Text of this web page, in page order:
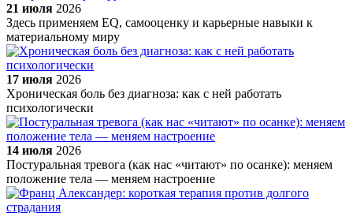
21 июля 2026
Здесь применяем EQ, самооценку и карьерные навыки к
материальному миру
17 июля 2026
Хроническая боль без диагноза: как с ней работать
психологически
14 июля 2026
Постуральная тревога (как нас «читают» по осанке): меняем
положение тела — меняем настроение